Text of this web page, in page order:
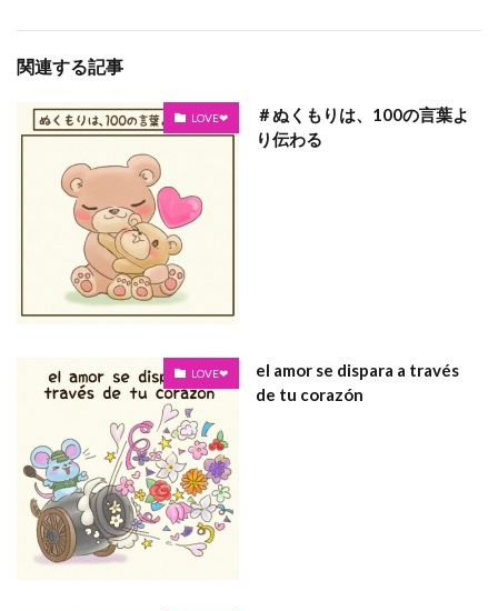
関連する記事
LOVE❤
＃ぬくもりは、100の言葉よ
り伝わる
LOVE❤
el amor se dispara a través
de tu corazón